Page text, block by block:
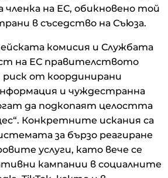
членка на ЕС, обикновено той
в съседство на Съюза.
комисия и Службата
на ЕС правителството
риск от координирани
и чуждестранна
да подкопаят целостта
Конкретните искания са
за бързо реагиране
услуги, като вече се
кампании в социалните